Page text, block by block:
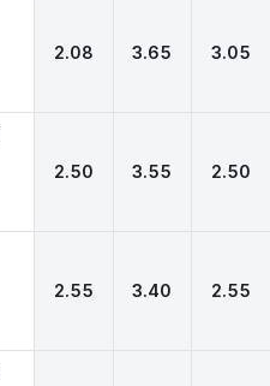
2.08 3.65 3.05
2.50 3.55 2.50
2.55 3.40 2.55